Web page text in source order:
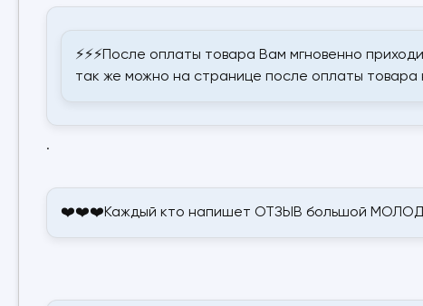
⚡⚡⚡После оплаты товара Вам мгновенно
так же можно на странице после оплаты товара
.
❤️❤️❤️Каждый кто напишет ОТЗЫВ большой